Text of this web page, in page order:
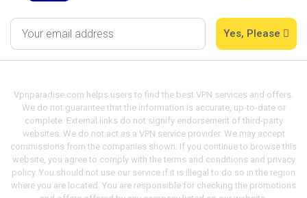
Yes, Please
Vpnparadise.com helps users to find the best VPN services and offers.
We do not guarantee that the information is accurate, up-to-date or
complete. External links do not signify endorsement of third-party
websites. We do not act as a VPN service provider. We may accept
commissions from the companies shown. If you continue to browse this
website, you agree to comply with the terms and conditions and privacy
policy. You should not use our service if it is illegal to do so in the region
where you are located. You are responsible for checking the promotions